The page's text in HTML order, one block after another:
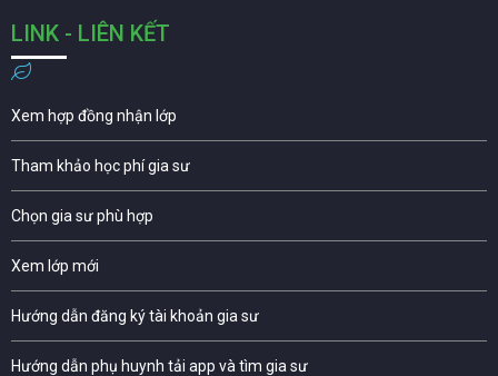
LINK - LIÊN KẾT
Xem hợp đồng nhận lớp
Tham khảo học phí gia sư
Chọn gia sư phù hợp
Xem lớp mới
Hướng dẫn đăng ký tài khoản gia sư
Hướng dẫn phụ huynh tải app và tìm gia sư